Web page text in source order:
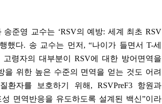
송준영 교수는 ‘RSV의 예방: 세계 최초RSV
했다. 송 교수는 먼저 , “나이가 들면서 T-세
령자의 대부분이 RSV에 대한 방어면역을
을 위한 높은 수준의 면역을 얻는 것도 어려
환자를 보호하기 위해 , RSVPreF3 항원과
면역반응을 유도하도록 설계된 백신”이라